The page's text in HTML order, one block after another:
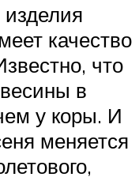
изделия
качество
что
в
у коры. И
меняется